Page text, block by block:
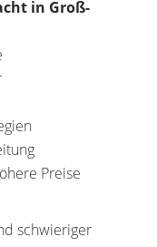
in Groß-
Preise
schwieriger